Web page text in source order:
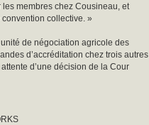
membres chez Cousineau, et
collective. »
de négociation agricole des
d’accréditation chez trois autres
d’une décision de la Cour